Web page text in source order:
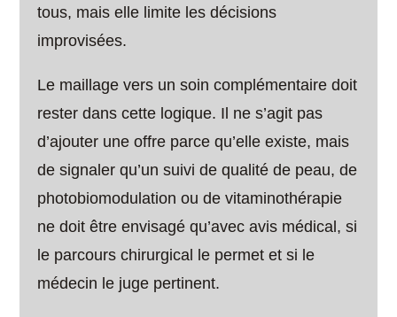
tous, mais elle limite les décisions
improvisées.
Le maillage vers un soin complémentaire doit
rester dans cette logique. Il ne s’agit pas
d’ajouter une offre parce qu’elle existe, mais
de signaler qu’un suivi de qualité de peau, de
photobiomodulation ou de vitaminothérapie
ne doit être envisagé qu’avec avis médical, si
le parcours chirurgical le permet et si le
médecin le juge pertinent.